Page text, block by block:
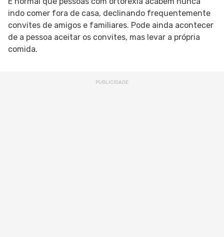
indo comer fora de casa, declinando frequentemente
convites de amigos e familiares. Pode ainda acontecer
de a pessoa aceitar os convites, mas levar a própria
comida.